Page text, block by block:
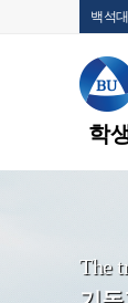
백석
학
The